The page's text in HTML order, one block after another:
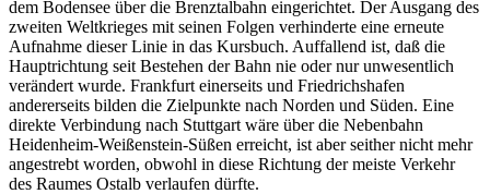
dem Bodensee über die Brenztalbahn eingerichtet. Der Ausgang des
zweiten Weltkrieges mit seinen Folgen verhinderte eine erneute
Aufnahme dieser Linie in das Kursbuch. Auffallend ist, daß die
Hauptrichtung seit Bestehen der Bahn nie oder nur unwesentlich
verändert wurde. Frankfurt einerseits und Friedrichshafen
andererseits bilden die Zielpunkte nach Norden und Süden. Eine
direkte Verbindung nach Stuttgart wäre über die Nebenbahn
Heidenheim-Weißenstein-Süßen erreicht, ist aber seither nicht mehr
angestrebt worden, obwohl in diese Richtung der meiste Verkehr
des Raumes Ostalb verlaufen dürfte.